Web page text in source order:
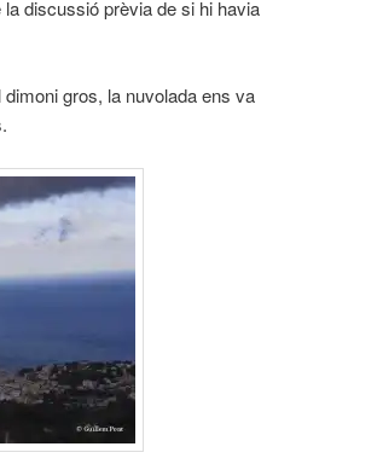
discussió prèvia de si hi havia
gros, la nuvolada ens va